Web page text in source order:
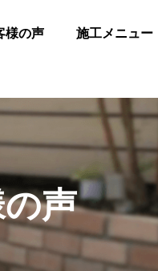
様の声 施工メニュー
声